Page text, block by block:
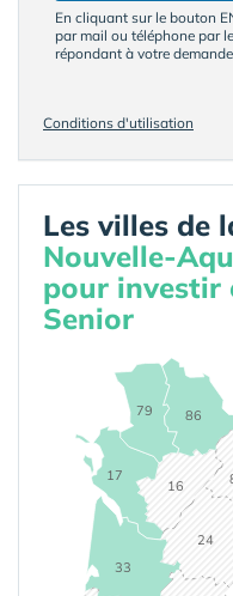
En cliquant sur le bouton
par mail ou téléphone par
répondant à votre demande
Conditions d'utilisation
Les villes de
Nouvelle-
pour investir
Senior
16
17
24
33
79 86